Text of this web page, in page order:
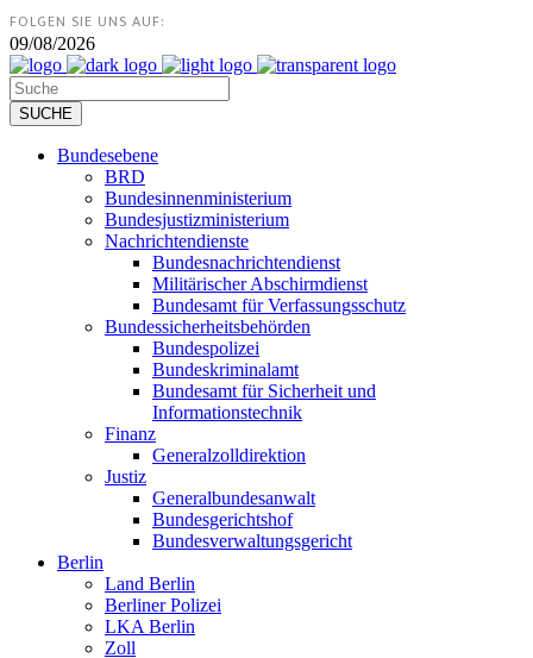
FOLGEN SIE UNS AUF:
09/08/2026
Bundesebene
BRD
Bundesinnenministerium
Bundesjustizministerium
Nachrichtendienste
Bundesnachrichtendienst
Militärischer Abschirmdienst
Bundesamt für Verfassungsschutz
Bundessicherheitsbehörden
Bundespolizei
Bundeskriminalamt
Bundesamt für Sicherheit und
Informationstechnik
Finanz
Generalzolldirektion
Justiz
Generalbundesanwalt
Bundesgerichtshof
Bundesverwaltungsgericht
Berlin
Land Berlin
Berliner Polizei
LKA Berlin
Zoll